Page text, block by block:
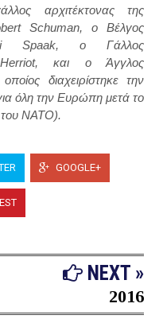
αρχιτέκτονας της
Schuman, ο Βέλγος
Spaak, ο Γάλλος
και ο Άγγλος
διαχειρίστηκε την
όλη την Ευρώπη μετά το
του ΝΑΤΟ).
GOOGLE+
NEXT »
2016